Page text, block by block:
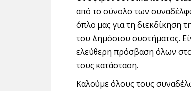
από το σύνολο των
όπλο μας για τη διεκδίκηση
του Δημόσιου συστήματος.
ελεύθερη πρόσβαση όλων
τους κατάσταση.
Καλούμε όλους τους